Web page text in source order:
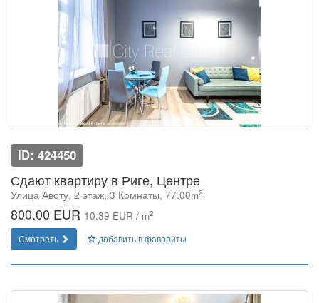
ID: 424450
Сдают квартиру в Риге, Центре
Улица Авоту, 2 этаж, 3 Комнаты, 77.00m2
800.00 EUR 10.39 EUR / m2
Смотреть добавить в фавориты